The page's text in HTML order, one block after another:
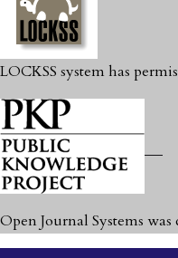
LOCKSS system has
Open Journal Systems